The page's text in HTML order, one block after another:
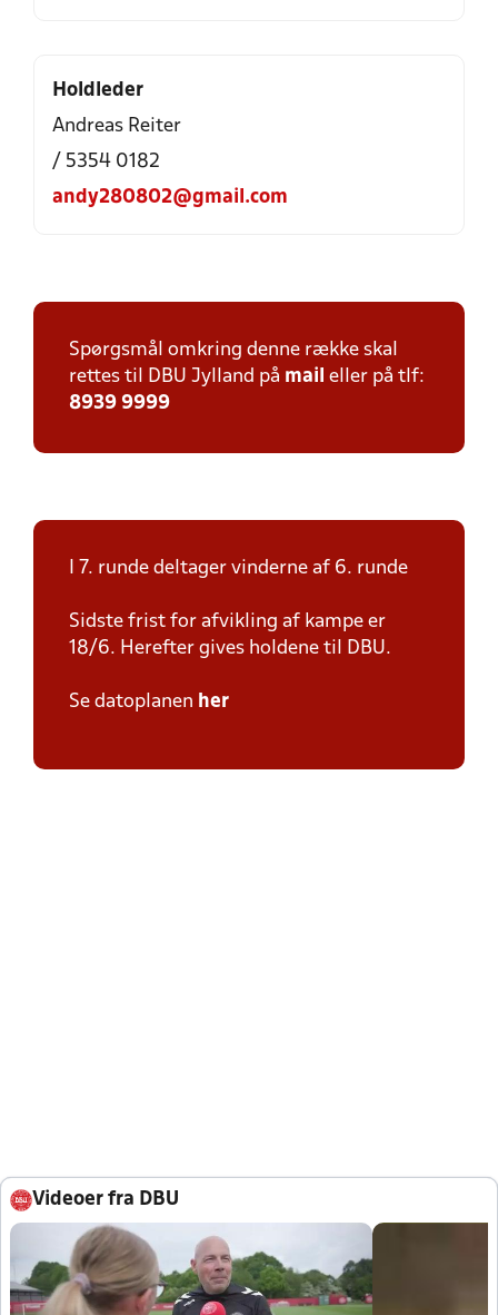
Holdleder
Andreas Reiter
/ 5354 0182
andy280802@gmail.com
Spørgsmål omkring denne række skal
rettes til DBU Jylland på mail eller på tlf:
8939 9999
I 7. runde deltager vinderne af 6. runde
Sidste frist for afvikling af kampe er
18/6. Herefter gives holdene til DBU.
Se datoplanen her
Videoer fra DBU